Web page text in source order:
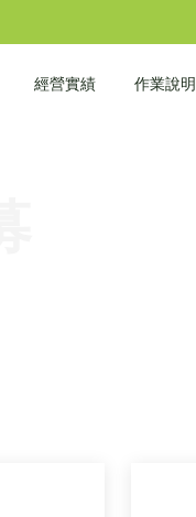
經營實績 作業說明